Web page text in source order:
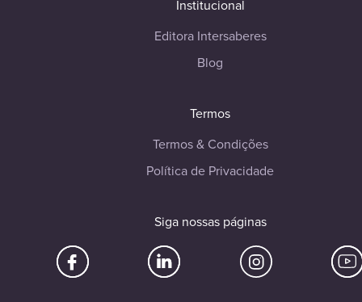
Institucional
Editora Intersaberes
Blog
Termos
Termos & Condições
Política de Privacidade
Siga nossas páginas